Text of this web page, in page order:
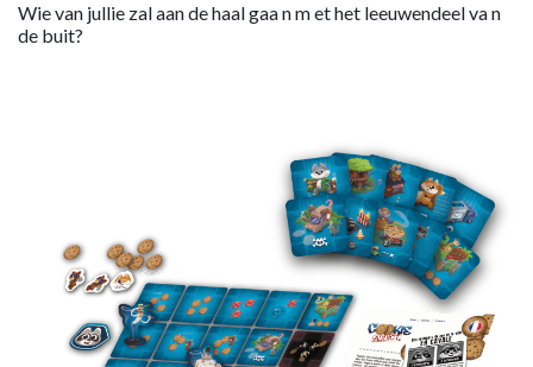
Wie van jullie zal aan de haal gaa n m et het leeuwendeel va n
de buit?